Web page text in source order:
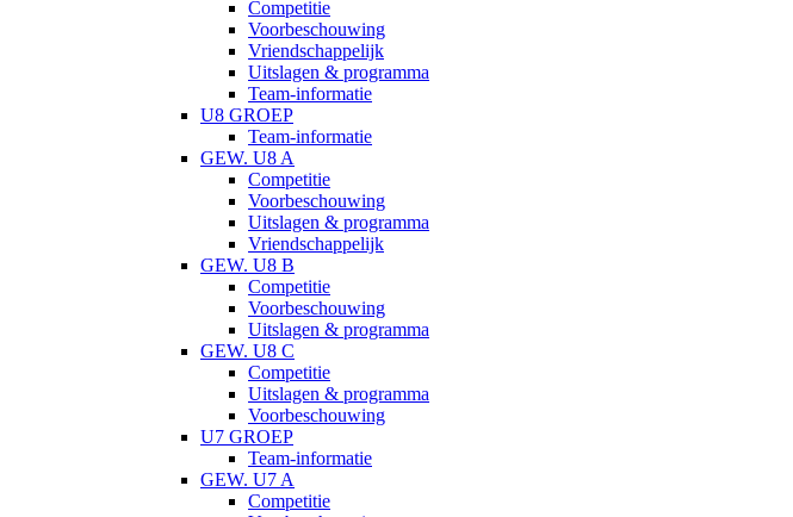
Competitie
Voorbeschouwing
Vriendschappelijk
Uitslagen & programma
Team-informatie
U8 GROEP
Team-informatie
GEW. U8 A
Competitie
Voorbeschouwing
Uitslagen & programma
Vriendschappelijk
GEW. U8 B
Competitie
Voorbeschouwing
Uitslagen & programma
GEW. U8 C
Competitie
Uitslagen & programma
Voorbeschouwing
U7 GROEP
Team-informatie
GEW. U7 A
Competitie